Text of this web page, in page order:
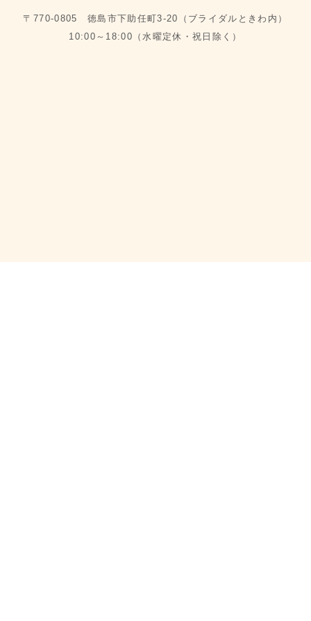
〒770-0805 徳島市下助任町3-20（ブライダルときわ内）
10:00～18:00（水曜定休・祝日除く）